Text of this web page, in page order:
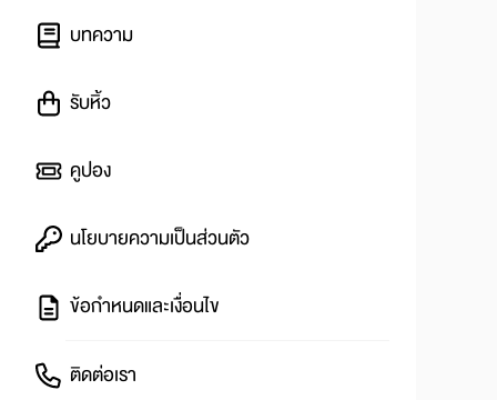
บทความ
รับหิ้ว
คูปอง
นโยบายความเป็นส่วนตัว
ข้อกำหนดและเงื่อนไข
ติดต่อเรา